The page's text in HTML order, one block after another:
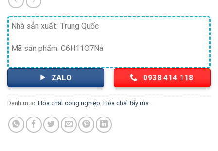
Nhà sản xuất: Trung Quốc
Mã sản phẩm: C6H11O7Na
ZALO 0938 414 118
Danh mục: Hóa chất công nghiệp Hóa chất tẩy rửa